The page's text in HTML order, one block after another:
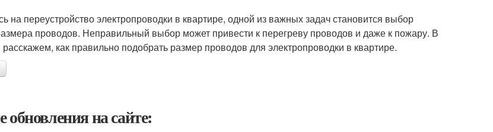
на переустройство электропроводки в квартире, одной из важных задач становится выбор
проводов. Неправильный выбор может привести к перегреву проводов и даже к пожару. В
как правильно подобрать размер проводов для электропроводки в квартире.
обновления на сайте: